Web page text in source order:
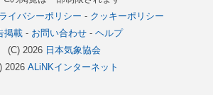
イバシーポリシー - クッキーポリシー
掲載- お問い合わせ- ヘルプ
(C) 2026 日本気象協会
2026 ALiNKインターネット